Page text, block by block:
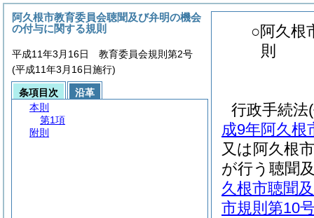
○阿久根
則
行政手続法
成9年阿久根
又は阿久根
が行う聴聞
久根市聴聞
市規則第10
阿久根市教育委員会聴聞及び弁明の機会
の付与に関する規則
平成11年3月16日 教育委員会規則第2号
(平成11年3月16日施行)
条項目次
沿革
本則
第1項
附則